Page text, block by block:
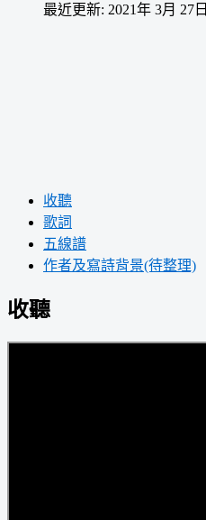
最近更新: 2021年 3月 27日
收聽
歌詞
五線譜
作者及寫詩背景(待整理)
收聽